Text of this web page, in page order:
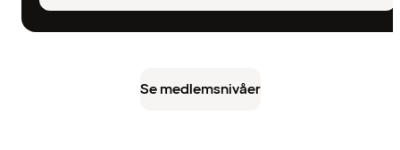
Se medlemsnivåer